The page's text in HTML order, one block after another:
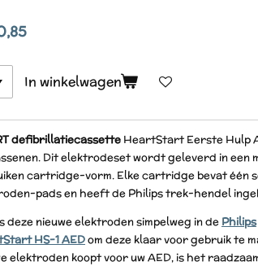
In winkelwagen
defibrillatiecassette HeartStart Eerste Hulp
Dit elektrodeset wordt geleverd in een
cartridge-vorm. Elke cartridge bevat één
pads en heeft de Philips trek-hendel
deze nieuwe elektroden simpelweg in de Philips
HS-1 AEDom deze klaar voor gebruik te
elektroden koopt voor uw AED, is het